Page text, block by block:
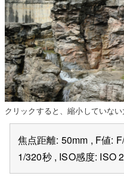
クリックすると、縮小していな
焦点距離: 50mm , F値:
1/320秒 , ISO感度: ISO